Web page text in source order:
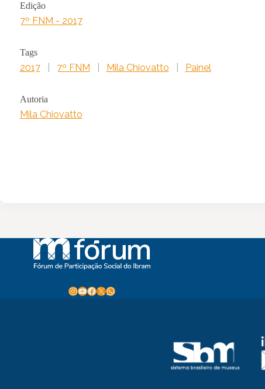
Edição
7º FNM - 2017
Tags
2017 7º FNM Mila Chiovatto Painel
Autoria
Mila Chiovatto
Instagram
Youtube
Facebook
X WhatsApp